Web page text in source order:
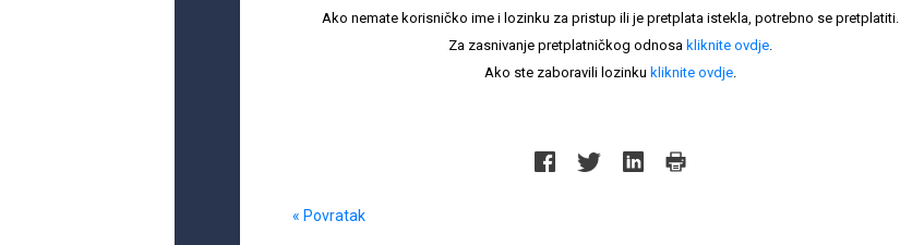
Ako nemate korisničko ime i lozinku za pristup ili je pretplata istekla, potrebno se pretplatiti.
Za zasnivanje pretplatničkog odnosa kliknite ovdje.
Ako ste zaboravili lozinku kliknite ovdje.
« Povratak